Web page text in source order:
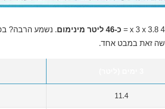
כ-46 ליטר מינימום
11.4